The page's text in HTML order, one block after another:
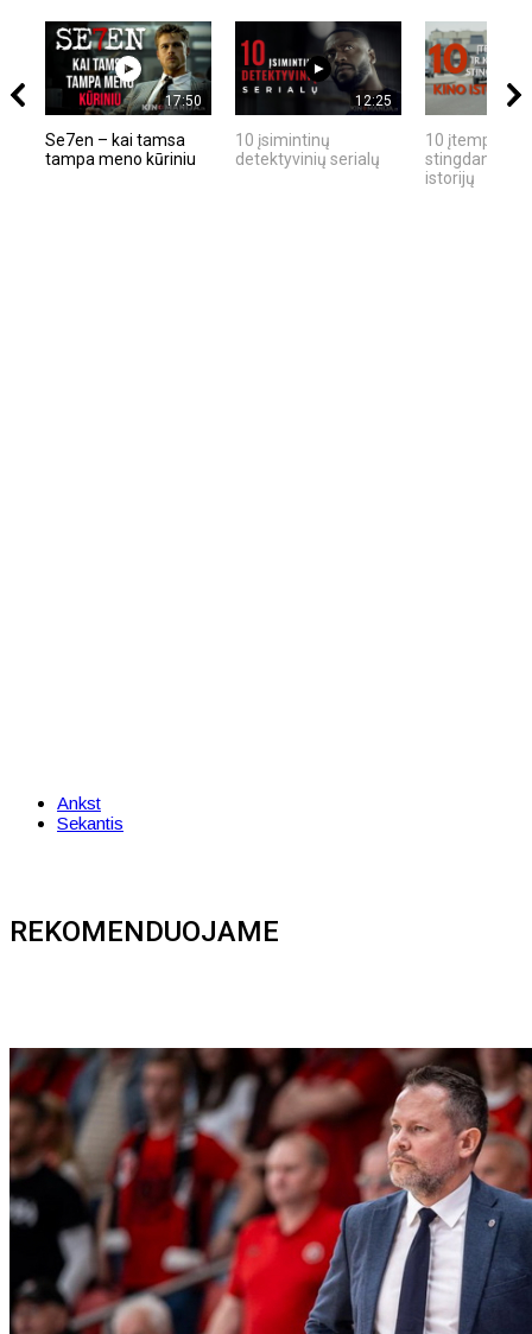
17:50
Se7en – kai tamsa
tampa meno kūriniu
12:25
10 įsimintinų
detektyvinių serialų
10 įtemptų,
stingdančių
istorijų
Ankst
Sekantis
REKOMENDUOJAME